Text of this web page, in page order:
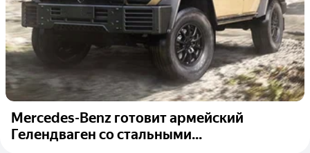
Mercedes-Benz готовит армейский
Гелендваген со стальными...